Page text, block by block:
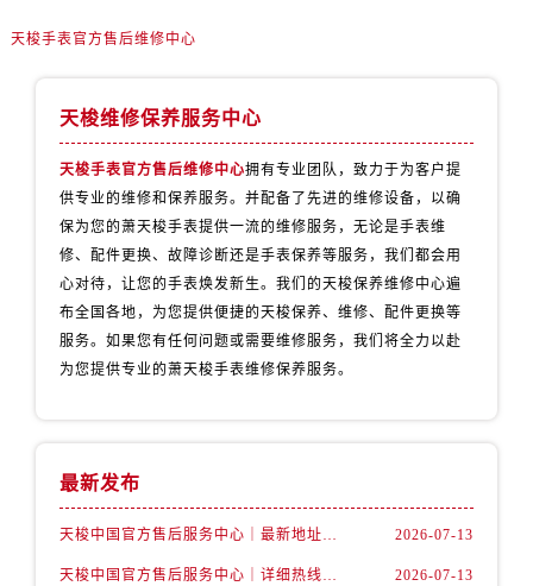
广西壮族自治区河池市金城江区金城江街道朝阳路售后服务中心（需提前预约）
天梭手表官方售后维修中心
天梭维修保养服务中心
天梭手表官方售后维修中心拥有专业团队，致力于为客户提
供专业的维修和保养服务。并配备了先进的维修设备，以确
保为您的萧天梭手表提供一流的维修服务，无论是手表维
修、配件更换、故障诊断还是手表保养等服务，我们都会用
心对待，让您的手表焕发新生。我们的天梭保养维修中心遍
布全国各地，为您提供便捷的天梭保养、维修、配件更换等
服务。如果您有任何问题或需要维修服务，我们将全力以赴
为您提供专业的萧天梭手表维修保养服务。
最新发布
天梭中国官方售后服务中心｜最新地址与24小时服务电话权威信息通告（2026年7月最新） 2026-07-13
天梭中国官方售后服务中心｜详细热线电话及全部网点地址权威信息通知（2026年7月最新） 2026-07-13